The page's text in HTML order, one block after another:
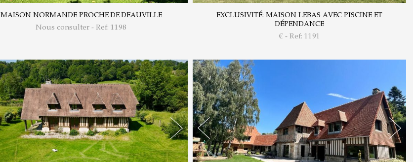
MAISON NORMANDE PROCHE DE DEAUVILLE
Nous consulter - Ref: 1198
EXCLUSIVITÉ: MAISON LEBAS AVEC PISCINE ET
DÉPENDANCE
€ - Ref: 1191